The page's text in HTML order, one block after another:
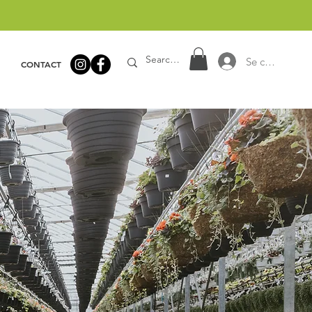
CONTACT Se connecter